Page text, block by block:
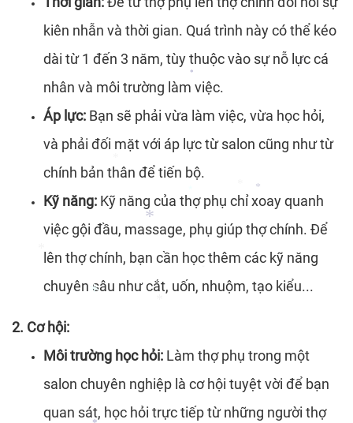
*
*
*
*
*
*
*
kiên nhẫn và thời gian. Quá trình này có thể kéo
dài từ 1 đến 3 năm, tùy thuộc vào sự nỗ lực cá
nhân và môi trường làm việc.
Áp lực: Bạn sẽ phải vừa làm việc, vừa học hỏi,
và phải đối mặt với áp lực từ salon cũng như từ
chính bản thân để tiến bộ.
Kỹ năng: Kỹ năng của thợ phụ chỉ xoay quanh
việc gội đầu, massage, phụ giúp thợ chính. Để
lên thợ chính, bạn cần học thêm các kỹ năng
chuyên sâu như cắt, uốn, nhuộm, tạo kiểu...
2. Cơ hội:
Môi trường học hỏi: Làm thợ phụ trong một
salon chuyên nghiệp là cơ hội tuyệt vời để bạn
quan sát, học hỏi trực tiếp từ những người thợ